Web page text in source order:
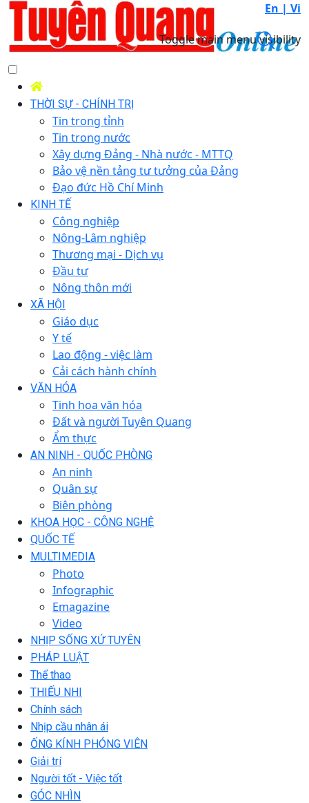
En | Vi
Toggle main menu visibility
THỜI SỰ - CHÍNH TRỊ
Tin trong tỉnh
Tin trong nước
Xây dựng Đảng - Nhà nước - MTTQ
Bảo vệ nền tảng tư tưởng của Đảng
Đạo đức Hồ Chí Minh
KINH TẾ
Công nghiệp
Nông-Lâm nghiệp
Thương mại - Dịch vụ
Đầu tư
Nông thôn mới
XÃ HỘI
Giáo dục
Y tế
Lao động - việc làm
Cải cách hành chính
VĂN HÓA
Tinh hoa văn hóa
Đất và người Tuyên Quang
Ẩm thực
AN NINH - QUỐC PHÒNG
An ninh
Quân sự
Biên phòng
KHOA HỌC - CÔNG NGHỆ
QUỐC TẾ
MULTIMEDIA
Photo
Infographic
Emagazine
Video
NHỊP SỐNG XỨ TUYÊN
PHÁP LUẬT
Thể thao
THIẾU NHI
Chính sách
Nhịp cầu nhân ái
ỐNG KÍNH PHÓNG VIÊN
Giải trí
Người tốt - Việc tốt
GÓC NHÌN